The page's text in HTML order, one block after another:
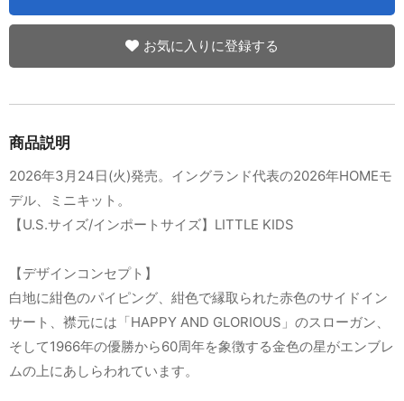
お気に入りに登録する
商品説明
2026年3月24日(火)発売。イングランド代表の2026年HOMEモ
デル、ミニキット。
【U.S.サイズ/インポートサイズ】LITTLE KIDS
【デザインコンセプト】
白地に紺色のパイピング、紺色で縁取られた赤色のサイドイン
サート、襟元には「HAPPY AND GLORIOUS」のスローガン、
そして1966年の優勝から60周年を象徴する金色の星がエンブレ
ムの上にあしらわれています。